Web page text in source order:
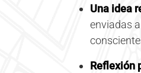
Una idea
enviadas
Reflexión